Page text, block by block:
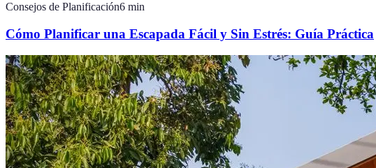
Consejos de Planificación6 min
Cómo Planificar una Escapada Fácil y Sin Estrés: Guía Práctica